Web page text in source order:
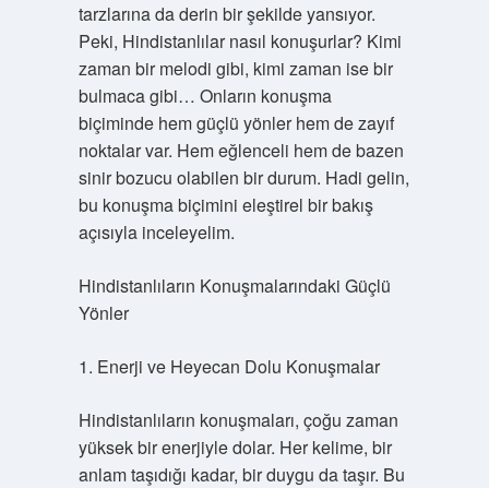
tarzlarına da derin bir şekilde yansıyor.
Peki, Hindistanlılar nasıl konuşurlar? Kimi
zaman bir melodi gibi, kimi zaman ise bir
bulmaca gibi… Onların konuşma
biçiminde hem güçlü yönler hem de zayıf
noktalar var. Hem eğlenceli hem de bazen
sinir bozucu olabilen bir durum. Hadi gelin,
bu konuşma biçimini eleştirel bir bakış
açısıyla inceleyelim.
Hindistanlıların Konuşmalarındaki Güçlü
Yönler
1. Enerji ve Heyecan Dolu Konuşmalar
Hindistanlıların konuşmaları, çoğu zaman
yüksek bir enerjiyle dolar. Her kelime, bir
anlam taşıdığı kadar, bir duygu da taşır. Bu